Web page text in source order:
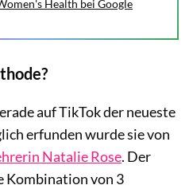
Health bei Google
auf TikTok der neueste
erfunden wurde sie von
Natalie Rose. Der
Kombination von 3